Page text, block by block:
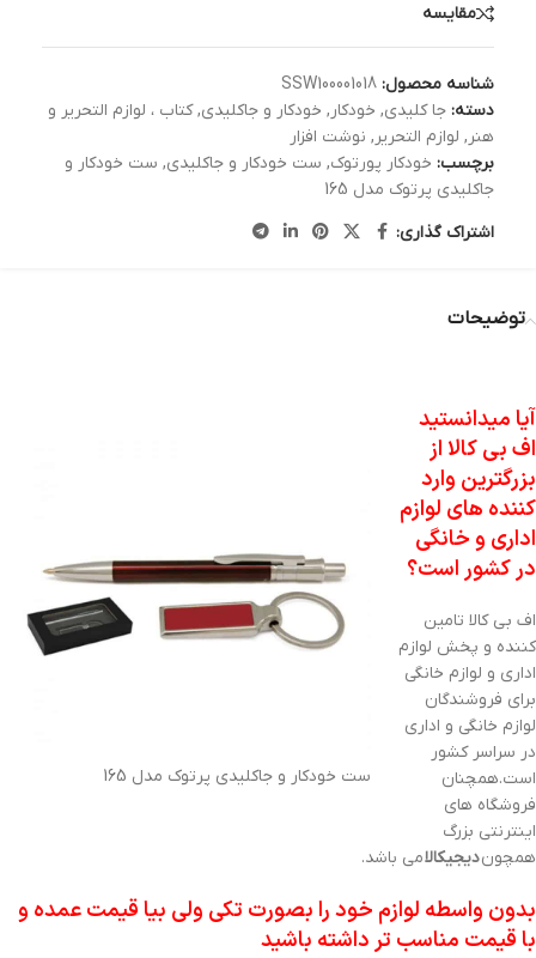
مقایسه
شناسه محصول: SSW100001018
دسته: جا کلیدی, خودکار, خودکار و جاکلیدی, کتاب ، لوازم التحریر و
هنر, لوازم التحریر, نوشت افزار
برچسب: خودکار پورتوک, ست خودکار و جاکلیدی, ست خودکار و
جاکلیدی پرتوک مدل 165
اشتراک گذاری:
توضیحات
ست خودکار و جاکلیدی پرتوک مدل 165
آیا میدانستید
اف بی کالا از
بزرگترین وارد
کننده های لوازم
اداری و خانگی
در کشور است؟
اف بی کالا تامین
کننده و پخش لوازم
اداری و لوازم خانگی
برای فروشندگان
لوازم خانگی و اداری
در سراسر کشور
است.همچنان
فروشگاه های
اینترنتی بزرگ
همچوندیجیکالامی باشد.
بدون واسطه لوازم خود را بصورت تکی ولی بیا قیمت عمده و
با قیمت مناسب تر داشته باشید